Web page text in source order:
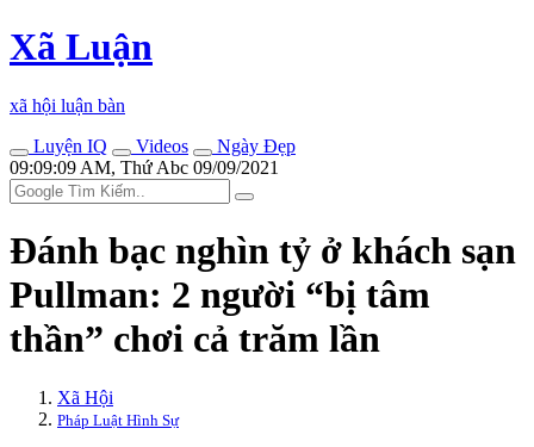
Xã Luận
xã hội luận bàn
Luyện IQ
Videos
Ngày Đẹp
09:09:09 AM, Thứ Abc 09/09/2021
Đánh bạc nghìn tỷ ở khách sạn
Pullman: 2 người “bị tâm
thần” chơi cả trăm lần
Xã Hội
Pháp Luật Hình Sự